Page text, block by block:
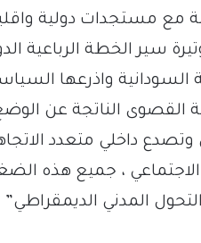
مع مستجدات دولية
سير الخطة الرباعية
السودانية واذرعها
القصوى الناتجة عن
داخلي متعدد
، جميع هذه
المدني